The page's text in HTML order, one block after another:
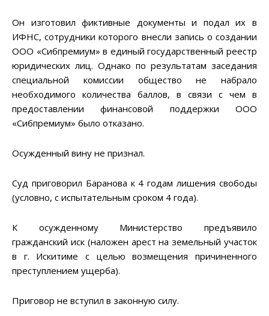
Он изготовил фиктивные документы и подал их в
ИФНС, сотрудники которого внесли запись о создании
ООО «Сибпремиум» в единый государственный реестр
юридических лиц. Однако по результатам заседания
специальной комиссии общество не набрало
необходимого количества баллов, в связи с чем в
предоставлении финансовой поддержки ООО
«Сибпремиум» было отказано.
Осужденный вину не признал.
Суд приговорил Баранова к 4 годам лишения свободы
(условно, с испытательным сроком 4 года).
К осужденному Министерство предъявило
гражданский иск (наложен арест на земельный участок
в г. Искитиме с целью возмещения причиненного
преступлением ущерба).
Приговор не вступил в законную силу.